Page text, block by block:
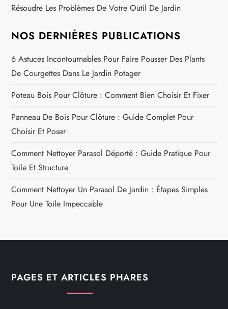
Résoudre Les Problèmes De Votre Outil De Jardin
NOS DERNIÈRES PUBLICATIONS
6 Astuces Incontournables Pour Faire Pousser Des Plants
De Courgettes Dans Le Jardin Potager
Poteau Bois Pour Clôture : Comment Bien Choisir Et Fixer
Panneau De Bois Pour Clôture : Guide Complet Pour
Choisir Et Poser
Comment Nettoyer Parasol Déporté : Guide Pratique Pour
Toile Et Structure
Comment Nettoyer Un Parasol De Jardin : Étapes Simples
Pour Une Toile Impeccable
PAGES ET ARTICLES PHARES